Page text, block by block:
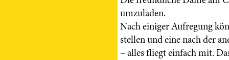
umzuladen.
Nach einiger Aufregung
stellen und eine nach der
– alles fliegt einfach mit.